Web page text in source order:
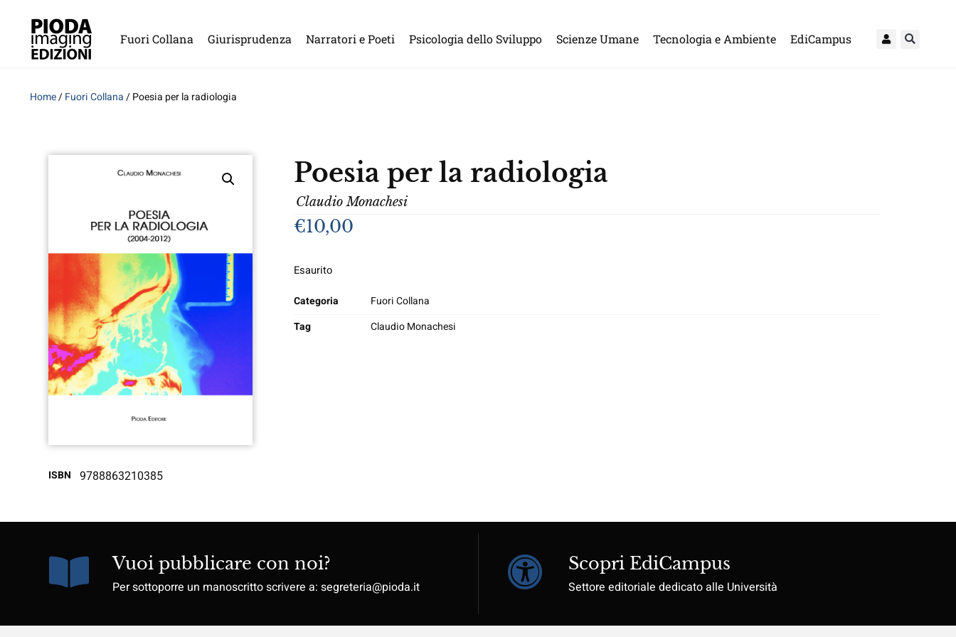
Fuori Collana Giurisprudenza Narratori e Poeti Psicologia dello Sviluppo Scienze Umane Tecnologia e Ambiente EdiCampus
Home/Fuori Collana/ Poesia per la radiologia
ISBN 9788863210385
Poesia per la radiologia
Claudio Monachesi
€10,00
Esaurito
Categoria
Fuori Collana
Tag
Claudio Monachesi
Vuoi pubblicare con noi?
Per sottoporre un manoscritto scrivere a: segreteria@pioda.it
Scopri EdiCampus
Settore editoriale dedicato alle Università